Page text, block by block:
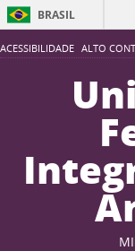
ACESSIBILIDADE ALTO
BRASIL